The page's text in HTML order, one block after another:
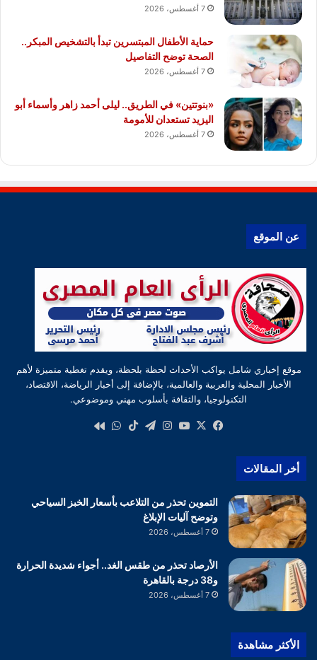
7 أغسطس، 2026
حماية الأطفال المبتسرين تبدأ بالتشخيص المبكر..
الصحة توضح التفاصيل
7 أغسطس، 2026
«بنوتتين» في الطريق.. ليلى أحمد زاهر وأسماء أبو
اليزيد تستعدان للأمومة
7 أغسطس، 2026
عن الموقع
موقع إخباري شامل يواكب الأحداث لحظة بلحظة، ويقدم تغطية متميزة لأهم
الأخبار المحلية والعربية والعالمية، بالإضافة إلى أخبار الرياضة، الاقتصاد،
التكنولوجيا، والثقافة بأسلوب مهني وموضوعي.
فيسبوك
‫X
‫YouTube
انستقرام
تيلقرام‫TikTokواتساب
أخر المقالات
التموين تحذر من التلاعب بأسعار الخبز السياحي
وتوضح آليات الإبلاغ
7 أغسطس، 2026
الأرصاد تحذر من طقس الغد.. أجواء شديدة الحرارة
و38 درجة بالقاهرة
7 أغسطس، 2026
الأكثر مشاهدة